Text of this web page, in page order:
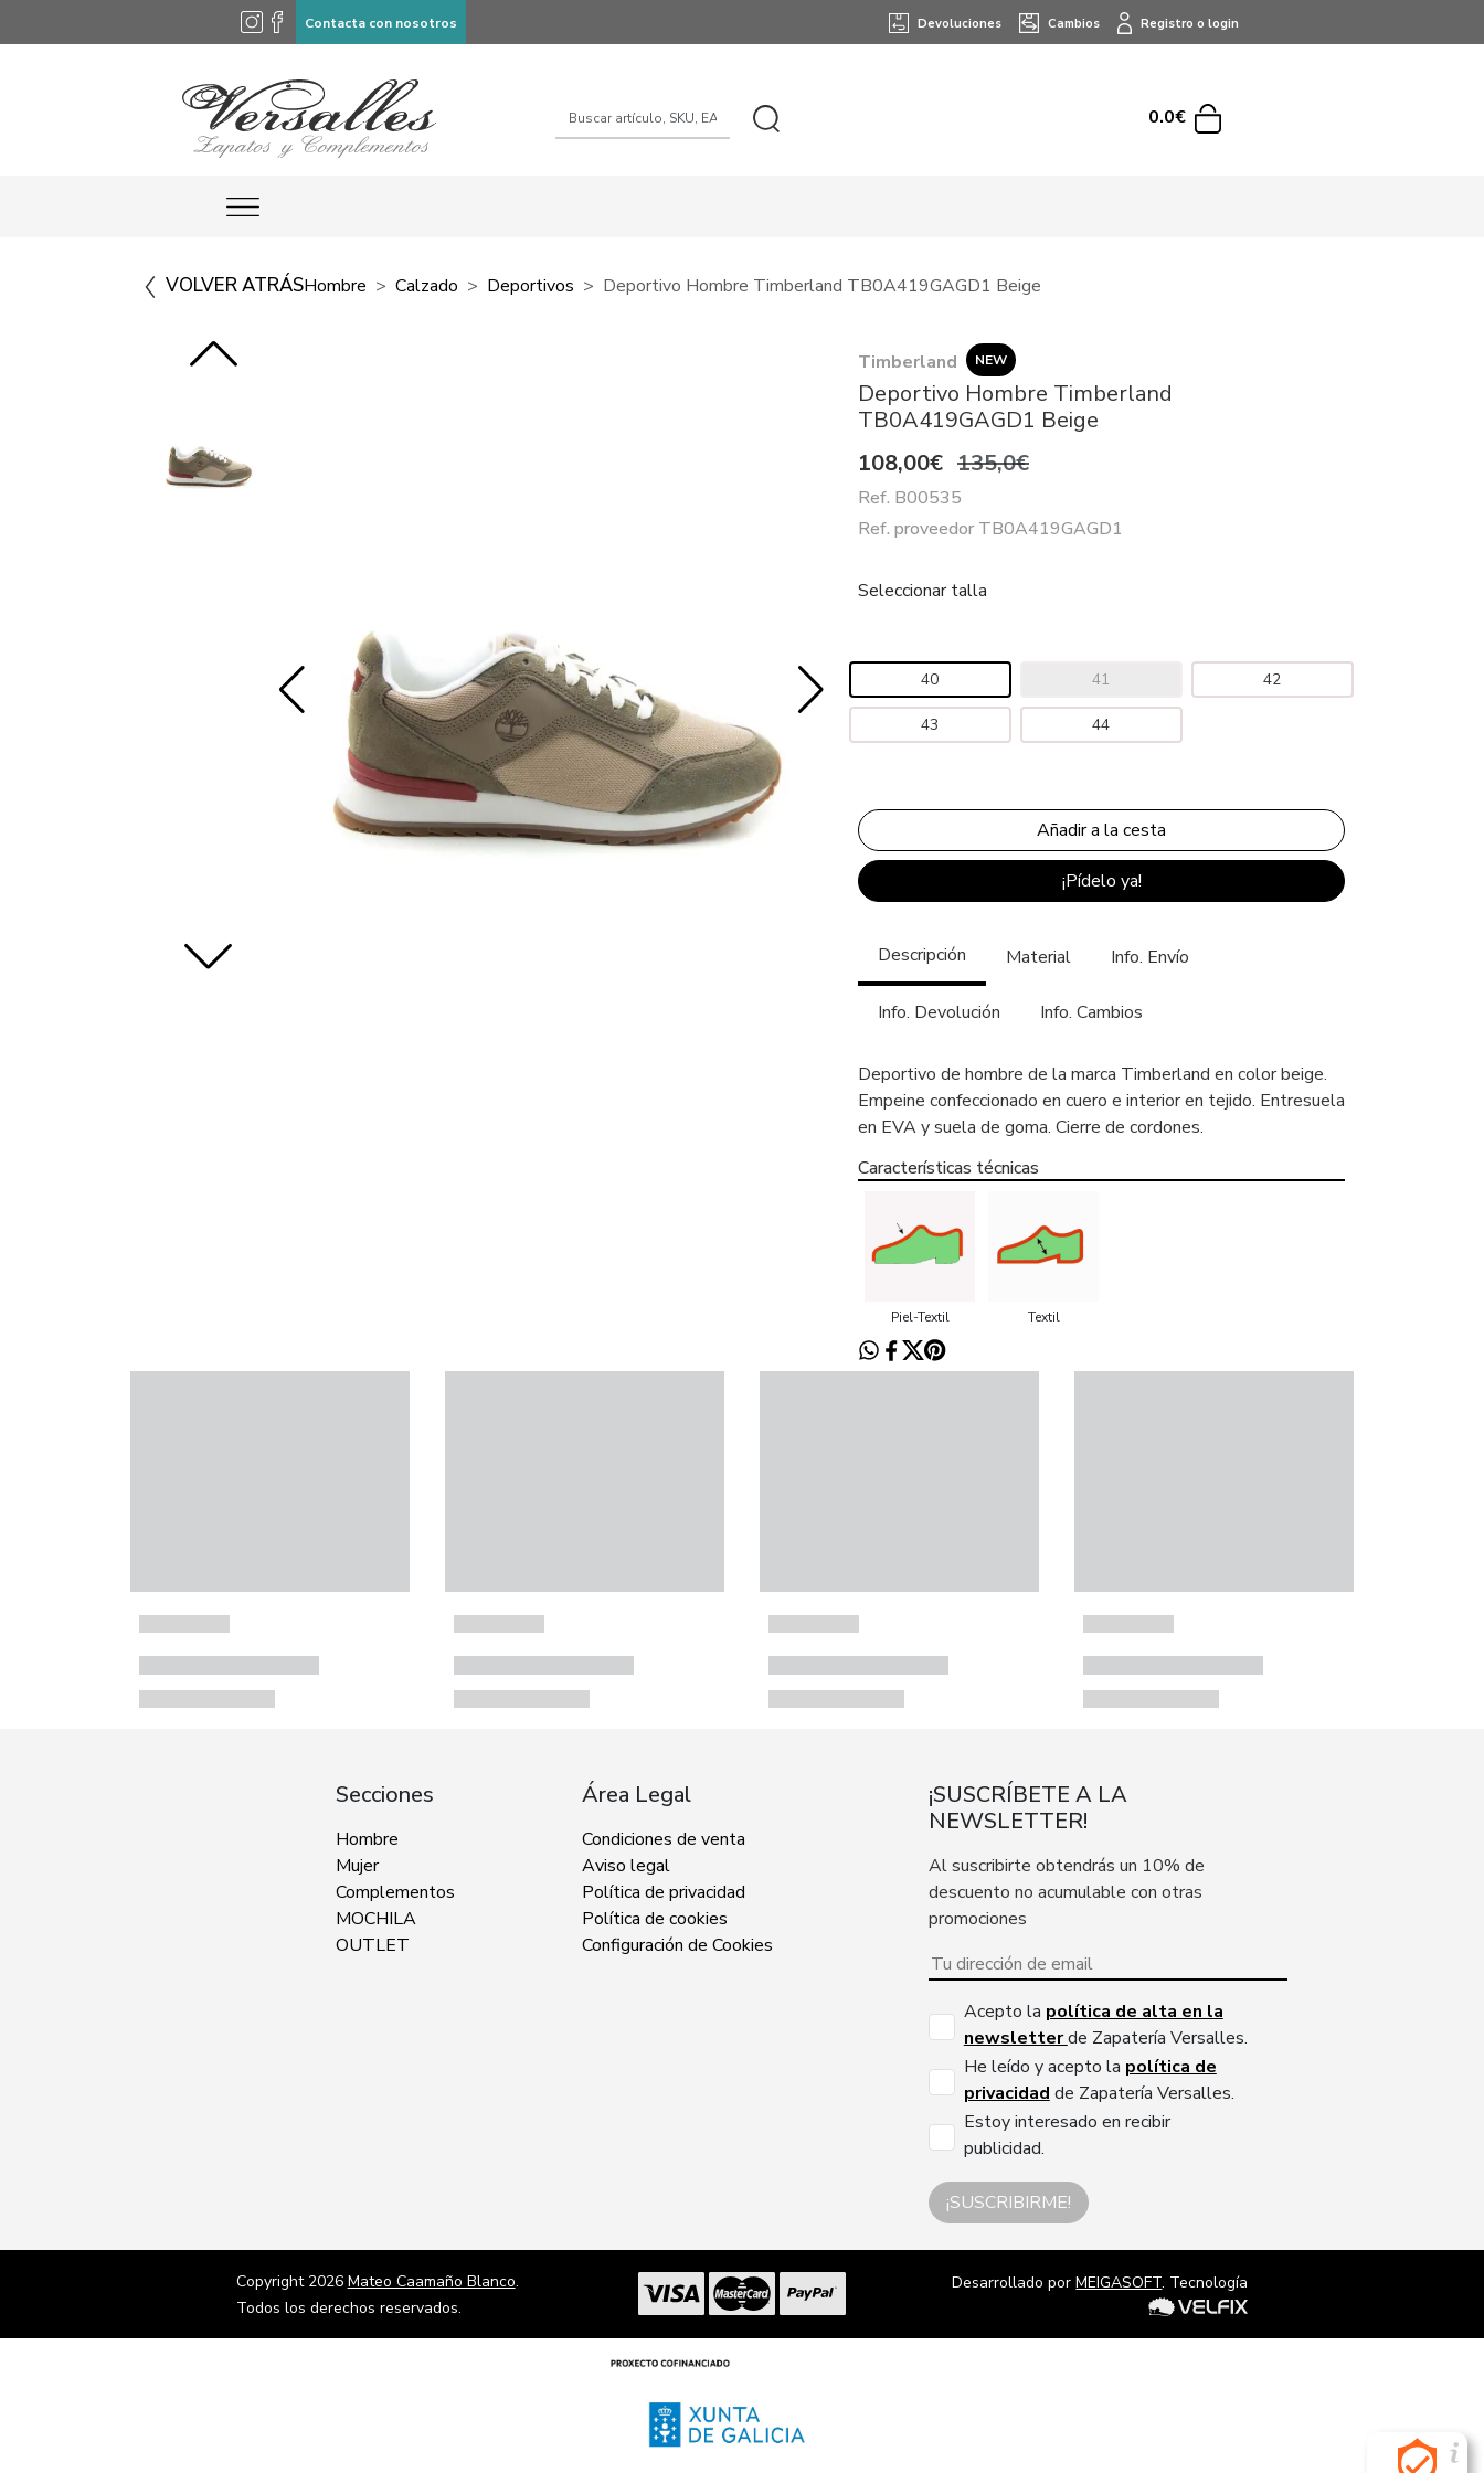
Contacta con nosotros Devoluciones Cambios Registro o login
0.0€
VOLVER ATRÁSHombre Calzado Deportivos Deportivo Hombre Timberland TB0A419GAGD1 Beige
Timberland NEW
Deportivo Hombre Timberland
TB0A419GAGD1 Beige
108,00€ 135,0€
Ref. B00535
Ref. proveedor TB0A419GAGD1
Seleccionar talla
40 41 42
43 44
¡Pídelo ya!
Descripción Material Info. Envío
Info. Devolución Info. Cambios
Deportivo de hombre de la marca Timberland en color beige.
Empeine confeccionado en cuero e interior en tejido. Entresuela
en EVA y suela de goma. Cierre de cordones.
Características técnicas
Piel-Textil Textil
Secciones
Hombre
Mujer
Complementos
MOCHILA
OUTLET
Área Legal
Condiciones de venta
Aviso legal
Política de privacidad
Política de cookies
Configuración de Cookies
¡SUSCRÍBETE A LA
NEWSLETTER!
Al suscribirte obtendrás un 10% de
descuento no acumulable con otras
promociones
Acepto la política de alta en la
newsletterde Zapatería Versalles.
He leído y acepto la política de
privacidad de Zapatería Versalles.
Estoy interesado en recibir
publicidad.
¡SUSCRIBIRME!
Copyright 2026 Mateo Caamaño Blanco.
Todos los derechos reservados.
Desarrollado porMEIGASOFT. Tecnología